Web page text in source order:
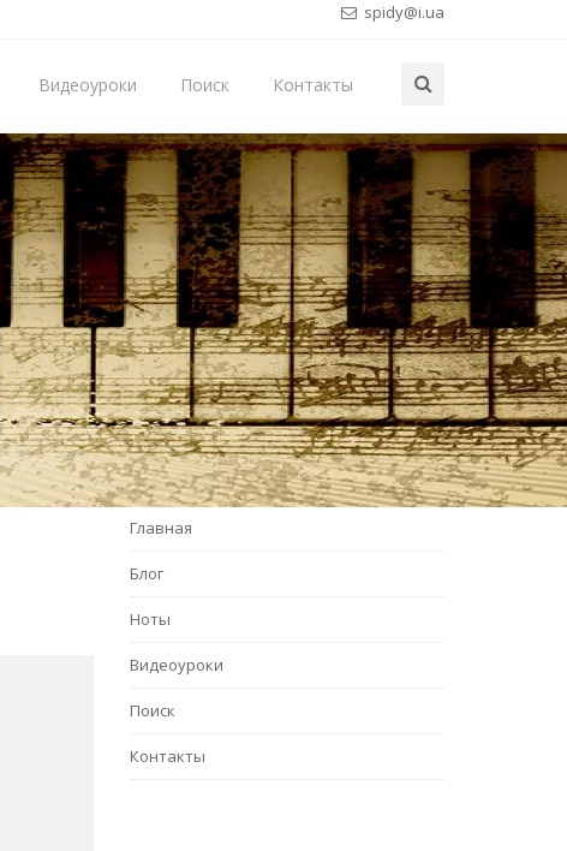
spidy@i.ua
Видеоуроки Поиск Контакты
Главная
Блог
Ноты
Видеоуроки
Поиск
Контакты